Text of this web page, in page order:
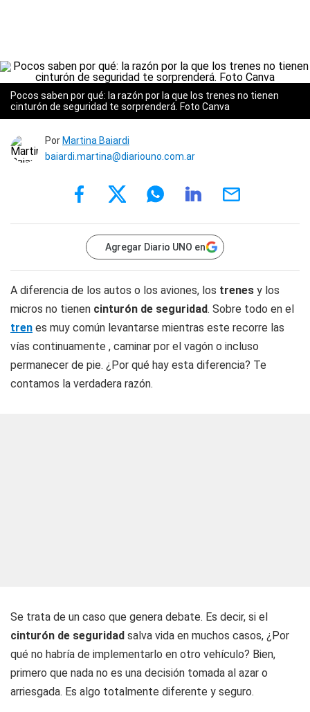
Pocos saben por qué: la razón por la que los trenes no tienen
cinturón de seguridad te sorprenderá. Foto Canva
Por Martina Baiardi
baiardi.martina@diariouno.com.ar
Agregar Diario UNO en
A diferencia de los autos o los aviones, los trenes y los
micros no tienen cinturón de seguridad. Sobre todo en el
tren es muy común levantarse mientras este recorre las
vías continuamente , caminar por el vagón o incluso
permanecer de pie. ¿Por qué hay esta diferencia? Te
contamos la verdadera razón.
Se trata de un caso que genera debate. Es decir, si el
cinturón de seguridad salva vida en muchos casos, ¿Por
qué no habría de implementarlo en otro vehículo? Bien,
primero que nada no es una decisión tomada al azar o
arriesgada. Es algo totalmente diferente y seguro.